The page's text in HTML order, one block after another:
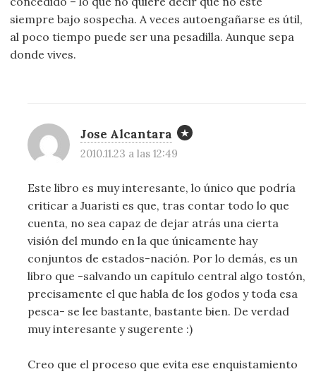
siempre bajo sospecha. A veces autoengañarse es útil,
al poco tiempo puede ser una pesadilla. Aunque sepa
donde vives.
Jose Alcantara
2010.11.23 a las 12:49
Este libro es muy interesante, lo único que podría
criticar a Juaristi es que, tras contar todo lo que
cuenta, no sea capaz de dejar atrás una cierta
visión del mundo en la que únicamente hay
conjuntos de estados-nación. Por lo demás, es un
libro que -salvando un capítulo central algo tostón,
precisamente el que habla de los godos y toda esa
pesca- se lee bastante, bastante bien. De verdad
muy interesante y sugerente :)
Creo que el proceso que evita ese enquistamiento